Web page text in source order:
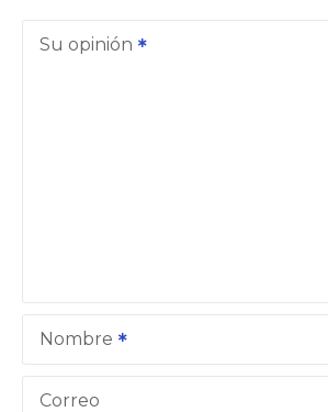
Su opinión
Nombre
Correo